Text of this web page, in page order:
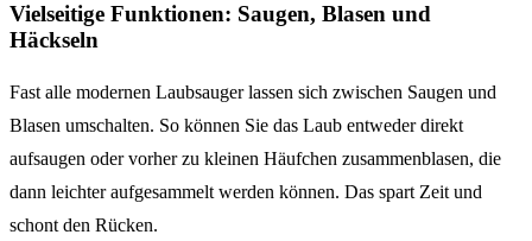
Vielseitige Funktionen: Saugen, Blasen und
Häckseln
Fast alle modernen Laubsauger lassen sich zwischen Saugen und
Blasen umschalten. So können Sie das Laub entweder direkt
aufsaugen oder vorher zu kleinen Häufchen zusammenblasen, die
dann leichter aufgesammelt werden können. Das spart Zeit und
schont den Rücken.